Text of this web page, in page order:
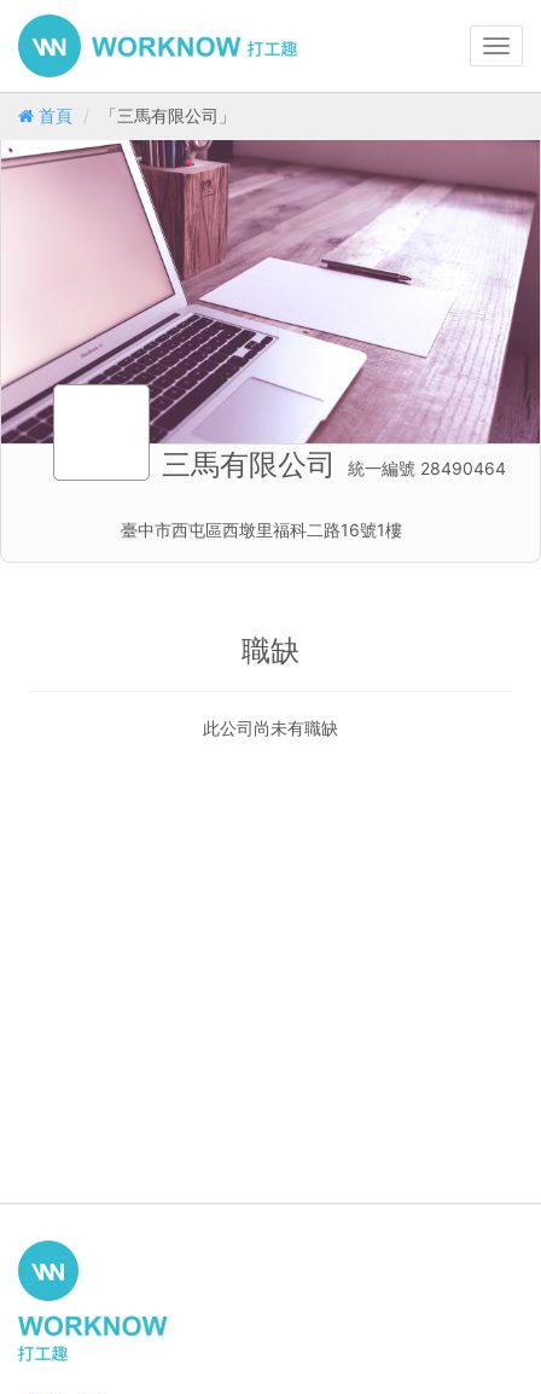
首頁 「三馬有限公司」
三馬有限公司 統一編號 28490464
臺中市西屯區西墩里福科二路16號1樓
職缺
此公司尚未有職缺